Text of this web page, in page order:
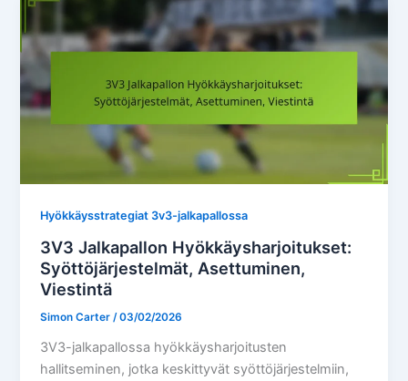
Hyökkäysstrategiat 3v3-jalkapallossa
3V3 Jalkapallon Hyökkäysharjoitukset:
Syöttöjärjestelmät, Asettuminen,
Viestintä
Simon Carter /03/02/2026
3V3-jalkapallossa hyökkäysharjoitusten
hallitseminen, jotka keskittyvät syöttöjärjestelmiin,